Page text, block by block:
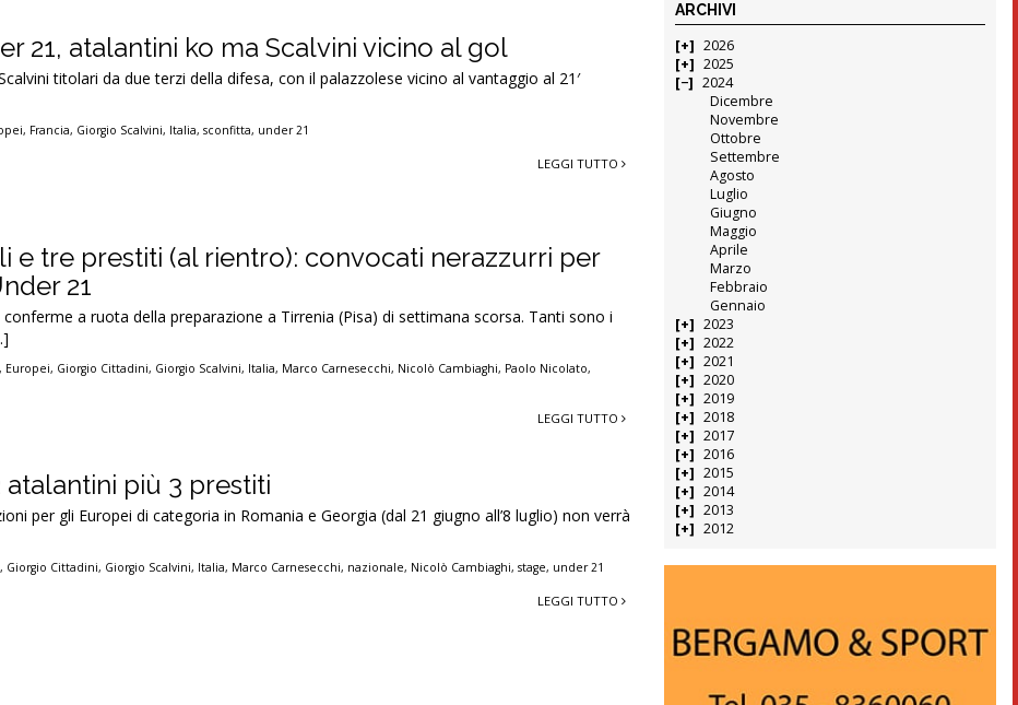
21, atalantini ko ma Scalvini vicino al gol
titolari da due terzi della difesa, con il palazzolese vicino al vantaggio al 21′
, Francia, Giorgio Scalvini, Italia,sconfitta, under 21
LEGGI TUTTO
e tre prestiti (al rientro): convocati nerazzurri per
21
conferme a ruota della preparazione a Tirrenia (Pisa) di settimana scorsa. Tanti sono i
, Europei, Giorgio Cittadini, Giorgio Scalvini, Italia, Marco Carnesecchi, Nicolò Cambiaghi, Paolo Nicolato,
LEGGI TUTTO
atalantini più 3 prestiti
per gli Europei di categoria in Romania e Georgia (dal 21 giugno all’8 luglio) non verrà
, Giorgio Cittadini, Giorgio Scalvini, Italia, Marco Carnesecchi, nazionale, Nicolò Cambiaghi,stage, under 21
LEGGI TUTTO
ARCHIVI
2026
2025
2024
Dicembre
Novembre
Ottobre
Settembre
Agosto
Luglio
Giugno
Maggio
Aprile
Marzo
Febbraio
Gennaio
2023
2022
2021
2020
2019
2018
2017
2016
2015
2014
2013
2012